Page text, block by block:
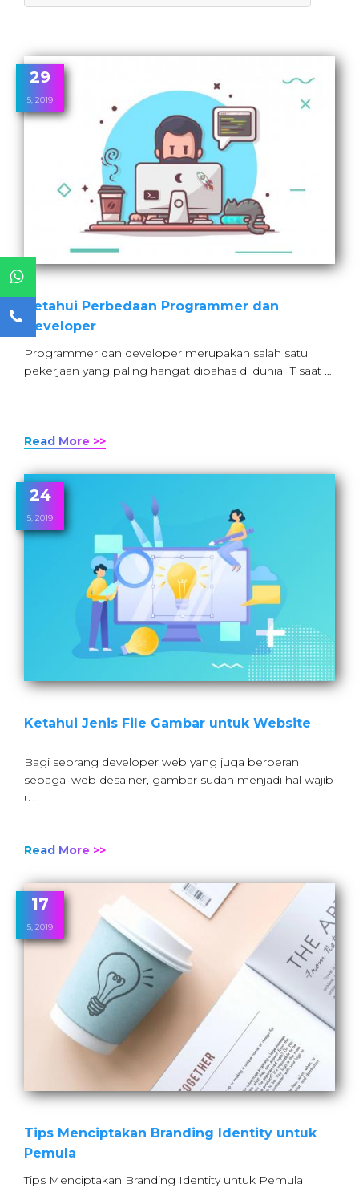
29
5, 2019
Ketahui Perbedaan Programmer dan
Developer
Programmer dan developer merupakan salah satu
pekerjaan yang paling hangat dibahas di dunia IT saat …
Read More >>
24
5, 2019
Ketahui Jenis File Gambar untuk Website
Bagi seorang developer web yang juga berperan
sebagai web desainer, gambar sudah menjadi hal wajib
u…
Read More >>
17
5, 2019
Tips Menciptakan Branding Identity untuk
Pemula
Tips Menciptakan Branding Identity untuk Pemula